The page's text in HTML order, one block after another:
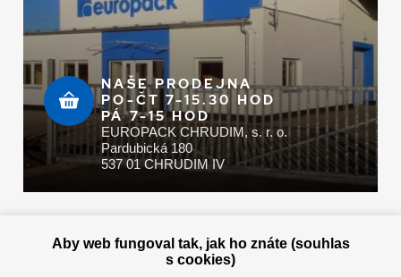
NAŠE PRODEJNA
PO-ČT 7-15.30 HOD
PÁ 7-15 HOD
EUROPACK CHRUDIM, s. r. o.
Pardubická 180
537 01 CHRUDIM IV
Aby web fungoval tak, jak ho znáte (souhlas
s cookies)